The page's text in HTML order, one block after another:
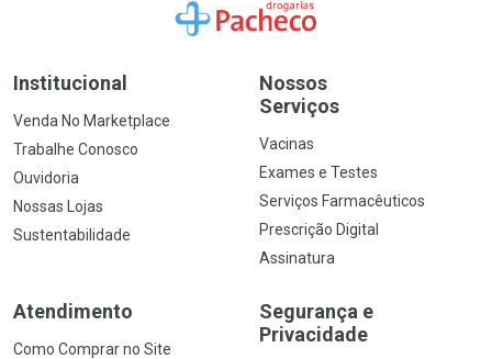
Ir para a Home
Institucional
Venda No Marketplace
Trabalhe Conosco
Ouvidoria
Nossas Lojas
Sustentabilidade
Nossos
Serviços
Vacinas
Exames e Testes
Serviços Farmacêuticos
Prescrição Digital
Assinatura
Atendimento
Como Comprar no Site
Segurança e
Privacidade